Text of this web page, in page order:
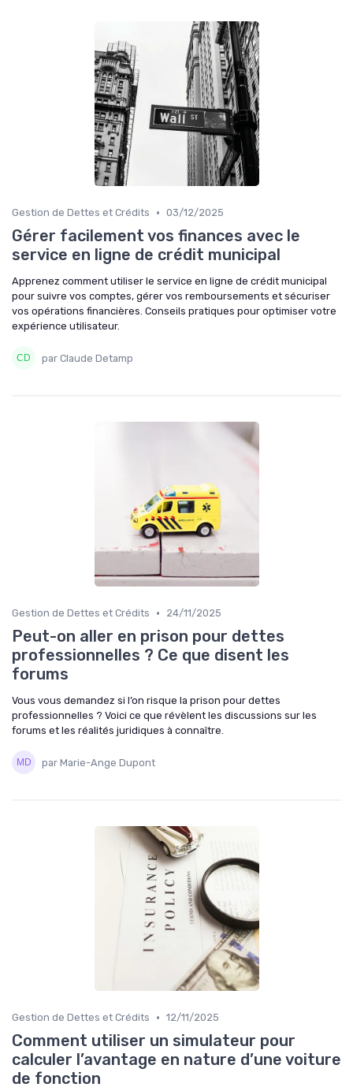
Gestion de Dettes et Crédits • 03/12/2025
Gérer facilement vos finances avec le
service en ligne de crédit municipal
Apprenez comment utiliser le service en ligne de crédit municipal
pour suivre vos comptes, gérer vos remboursements et sécuriser
vos opérations financières. Conseils pratiques pour optimiser votre
expérience utilisateur.
par Claude Detamp
Gestion de Dettes et Crédits • 24/11/2025
Peut-on aller en prison pour dettes
professionnelles ? Ce que disent les
forums
Vous vous demandez si l’on risque la prison pour dettes
professionnelles ? Voici ce que révèlent les discussions sur les
forums et les réalités juridiques à connaître.
par Marie-Ange Dupont
Gestion de Dettes et Crédits • 12/11/2025
Comment utiliser un simulateur pour
calculer l’avantage en nature d’une voiture
de fonction